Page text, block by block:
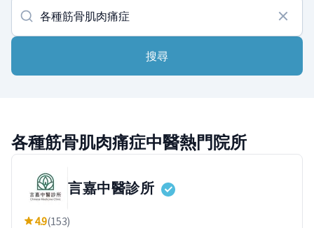
我是醫療人員
搜尋
各種筋骨肌肉痛症中醫熱門院所
言嘉中醫診所
4.9(153)